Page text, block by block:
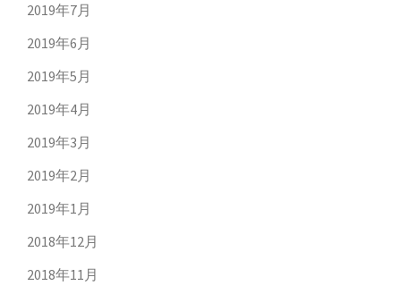
2019年7月
2019年6月
2019年5月
2019年4月
2019年3月
2019年2月
2019年1月
2018年12月
2018年11月